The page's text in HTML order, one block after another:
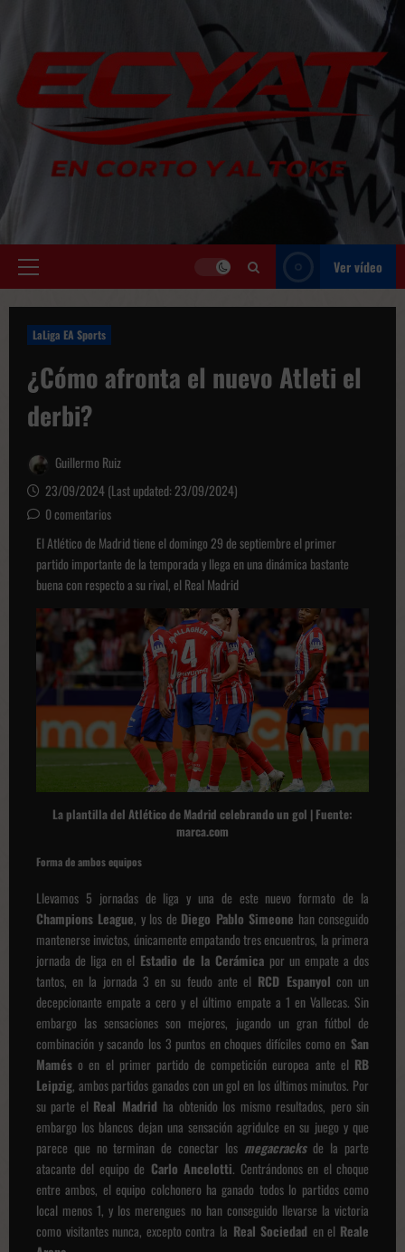
contenido
Menú
Ver vídeo
LaLiga EA Sports
¿Cómo afronta el nuevo Atleti el
derbi?
Guillermo Ruiz
23/09/2024 (Last updated: 23/09/2024)
0 comentarios
El Atlético de Madrid tiene el domingo 29 de septiembre el primer
partido importante de la temporada y llega en una dinámica bastante
buena con respecto a su rival, el Real Madrid
La plantilla del Atlético de Madrid celebrando un gol | Fuente:
marca.com
Forma de ambos equipos
Llevamos 5 jornadas de liga y una de este nuevo formato de la
Champions League, y los de Diego Pablo Simeone han conseguido
mantenerse invictos, únicamente empatando tres encuentros, la primera
jornada de liga en el Estadio de la Cerámica por un empate a dos
tantos, en la jornada 3 en su feudo ante el RCD Espanyol con un
decepcionante empate a cero y el último empate a 1 en Vallecas. Sin
embargo las sensaciones son mejores, jugando un gran fútbol de
combinación y sacando los 3 puntos en choques difíciles como en San
Mamés o en el primer partido de competición europea ante el RB
Leipzig, ambos partidos ganados con un gol en los últimos minutos. Por
su parte el Real Madrid ha obtenido los mismo resultados, pero sin
embargo los blancos dejan una sensación agridulce en su juego y que
parece que no terminan de conectar los megacracks de la parte
atacante del equipo de Carlo Ancelotti. Centrándonos en el choque
entre ambos, el equipo colchonero ha ganado todos lo partidos como
local menos 1, y los merengues no han conseguido llevarse la victoria
como visitantes nunca, excepto contra la Real Sociedad en el Reale